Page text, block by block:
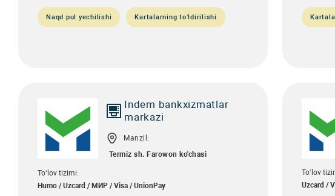
Naqd pul yechilishi Kartalarning to‘ldirilishi
Indem bankxizmatlar
markazi
Manzil:
Termiz sh. Farowon ko'chasi
To‘lov tizimi:
Humo / Uzcard / МИР / Visa / UnionPay
To‘lov
Uzcard /